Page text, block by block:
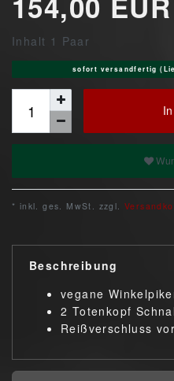
Inhalt 1 Paar
sofort versandfertig
* inkl. ges. MwSt. zzgl.
Beschreibung
vegane
2 Totenkopf
Reißverschluss